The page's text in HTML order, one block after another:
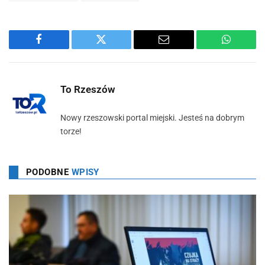
Facebook Twitter Email
To Rzeszów
Nowy rzeszowski portal miejski. Jesteś na dobrym
torze!
PODOBNE WPISY